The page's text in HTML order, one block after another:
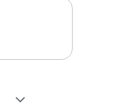
expand_more